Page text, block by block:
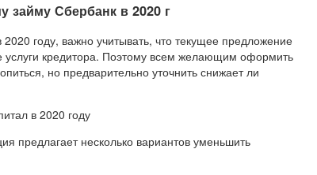
займу Сбербанк в 2020 г
году, важно учитывать, что текущее предложение
услуги кредитора. Поэтому всем желающим оформить
но предварительно уточнить снижает ли
в 2020 году
предлагает несколько вариантов уменьшить